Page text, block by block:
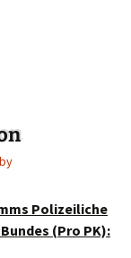
Polizeiliche
(Pro PK):